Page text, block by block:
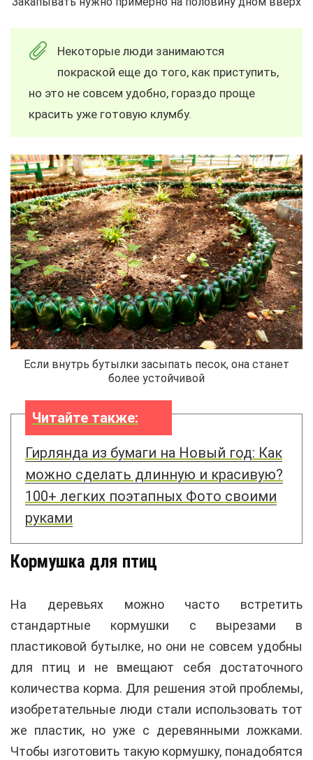
Некоторые люди занимаются
покраской еще до того, как приступить,
но это не совсем удобно, гораздо проще
красить уже готовую клумбу.
Если внутрь бутылки засыпать песок, она станет
более устойчивой
Читайте также:
Гирлянда из бумаги на Новый год: Как
можно сделать длинную и красивую?
100+ легких поэтапных Фото своими
руками
Кормушка для птиц
На деревьях можно часто встретить
стандартные кормушки с вырезами в
пластиковой бутылке, но они не совсем удобны
для птиц и не вмещают себя достаточного
количества корма. Для решения этой проблемы,
изобретательные люди стали использовать тот
же пластик, но уже с деревянными ложками.
Чтобы изготовить такую кормушку, понадобятся